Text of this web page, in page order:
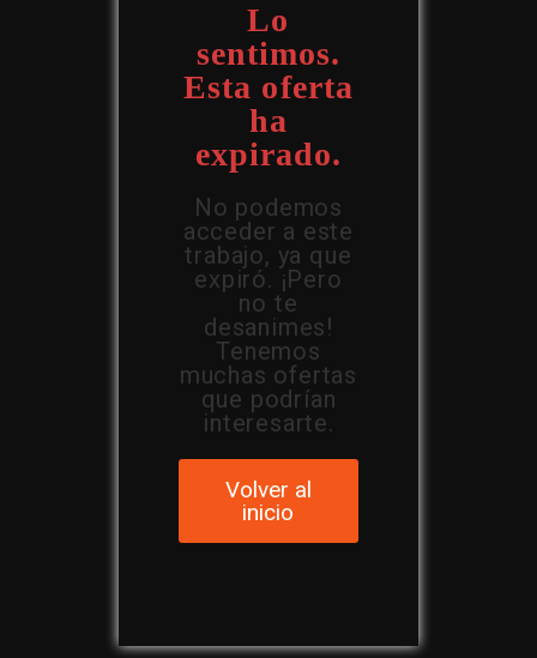
Lo
sentimos.
Esta oferta
ha
expirado.
No podemos
acceder a este
trabajo, ya que
expiró. ¡Pero
no te
desanimes!
Tenemos
muchas ofertas
que podrían
interesarte.
Volver al
inicio